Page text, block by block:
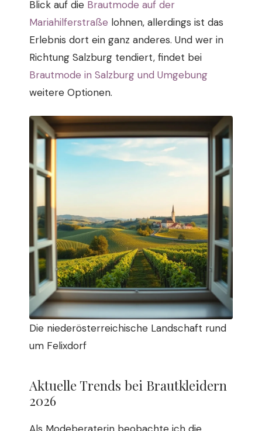
Blick auf die Brautmode auf der
Mariahilferstraße lohnen, allerdings ist das
Erlebnis dort ein ganz anderes. Und wer in
Richtung Salzburg tendiert, findet bei
Brautmode in Salzburg und Umgebung
weitere Optionen.
Die niederösterreichische Landschaft rund
um Felixdorf
Aktuelle Trends bei Brautkleidern
2026